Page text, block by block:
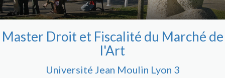
Master Droit et Fiscalité du Marché de
l'Art
Université Jean Moulin Lyon 3